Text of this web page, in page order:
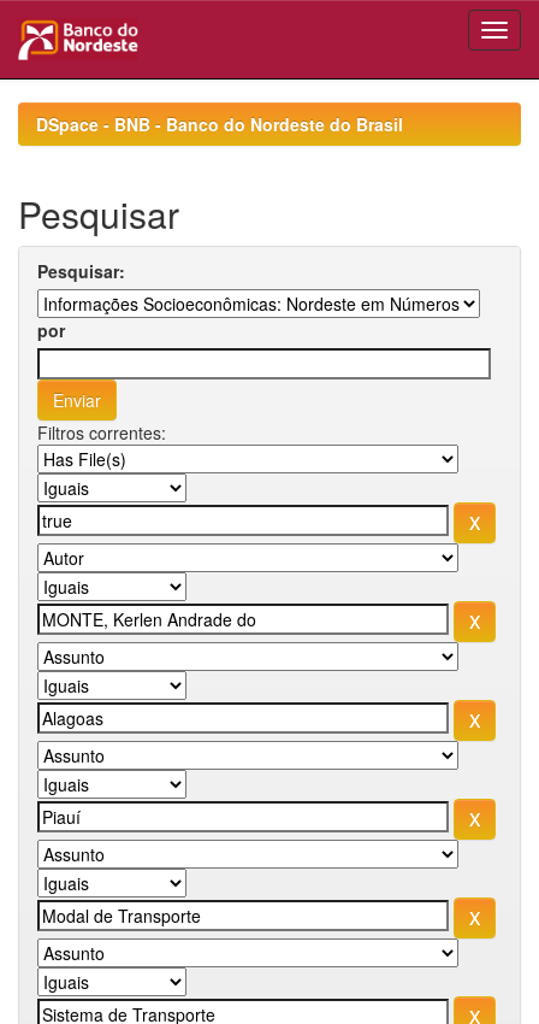
navigationDSpace - BNB - Banco do Nordeste do Brasil
Pesquisar
Pesquisar:
por
Filtros correntes: